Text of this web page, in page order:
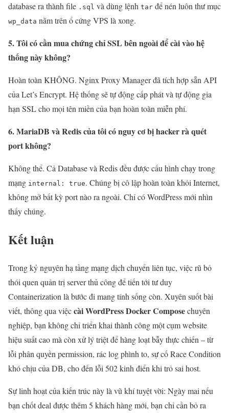
database ra thành file .sql và dùng lệnh tar để nén luôn thư mục
wp_data nằm trên ổ cứng VPS là xong.
5. Tôi có cần mua chứng chỉ SSL bên ngoài để cài vào hệ
thống này không?
Hoàn toàn KHÔNG. Nginx Proxy Manager đã tích hợp sẵn API
của Let’s Encrypt. Hệ thống sẽ tự động cấp phát và tự động gia
hạn SSL cho mọi tên miền của bạn hoàn toàn miễn phí.
6. MariaDB và Redis của tôi có nguy cơ bị hacker rà quét
port không?
Không thể. Cả Database và Redis đều được cấu hình chạy trong
mạng internal: true. Chúng bị cô lập hoàn toàn khỏi Internet,
không mở bất kỳ port nào ra ngoài. Chỉ có WordPress mới nhìn
thấy chúng.
Kết luận
Trong kỷ nguyên hạ tầng mạng dịch chuyển liên tục, việc rũ bỏ
thói quen quản trị server thủ công để tiến tới tư duy
Containerization là bước đi mang tính sống còn. Xuyên suốt bài
viết, thông qua việccài WordPress Docker Composechuyên
nghiệp, bạn không chỉ triển khai thành công một cụm website
hiệu suất cao mà còn xử lý triệt để hàng loạt bẫy thực chiến – từ
lỗi phân quyền permission, rác log phình to, sự cố Race Condition
khó chịu của DB, cho đến lỗi 502 kinh điển khi trỏ sai host.
Sự linh hoạt của kiến trúc này là vũ khí tuyệt vời: Ngày mai nếu
bạn chốt deal được thêm 5 khách hàng mới, bạn chỉ cần bỏ ra